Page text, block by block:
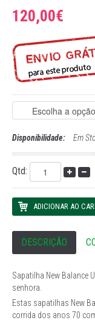
120,00€
Disponibilidade: Em
Qtd:
DESCRIÇÃO
Sapatilha New Balance
senhora.
Estas sapatilhas New
corrida dos anos 70